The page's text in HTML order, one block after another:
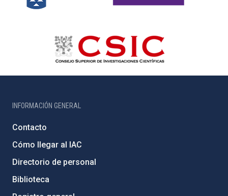
INFORMACIÓN GENERAL
Contacto
Cómo llegar al IAC
Directorio de personal
Biblioteca